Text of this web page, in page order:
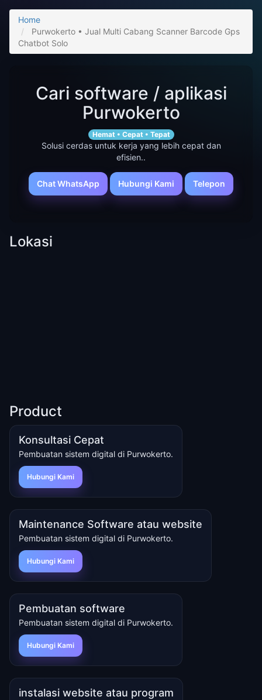
Home
Purwokerto • Jual Multi Cabang Scanner Barcode Gps
Chatbot Solo
Cari software / aplikasi
Purwokerto
Hemat • Cepat • Tepat
Solusi cerdas untuk kerja yang lebih cepat dan
efisien..
Chat WhatsApp Hubungi Kami Telepon
Lokasi
Product
Konsultasi Cepat
Pembuatan sistem digital di Purwokerto.
Hubungi Kami
Maintenance Software atau website
Pembuatan sistem digital di Purwokerto.
Hubungi Kami
Pembuatan software
Pembuatan sistem digital di Purwokerto.
Hubungi Kami
instalasi website atau program